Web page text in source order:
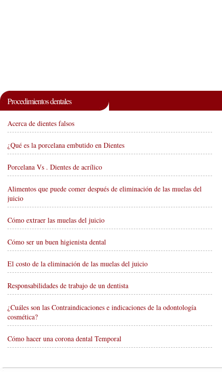
Procedimientos dentales
Acerca de dientes falsos
¿Qué es la porcelana embutido en Dientes
Porcelana Vs . Dientes de acrílico
Alimentos que puede comer después de eliminación de las muelas del
juicio
Cómo extraer las muelas del juicio
Cómo ser un buen higienista dental
El costo de la eliminación de las muelas del juicio
Responsabilidades de trabajo de un dentista
¿Cuáles son las Contraindicaciones e indicaciones de la odontología
cosmética?
Cómo hacer una corona dental Temporal